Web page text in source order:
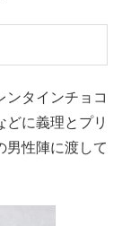
ンタインチョコ
どに義理とプリ
男性陣に渡して